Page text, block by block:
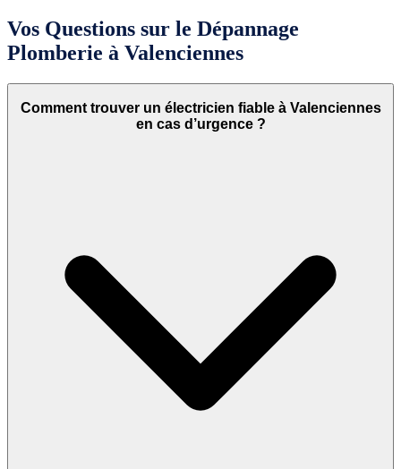
Vos Questions sur le Dépannage
Plomberie à Valenciennes
Comment trouver un électricien fiable à Valenciennes
en cas d’urgence ?